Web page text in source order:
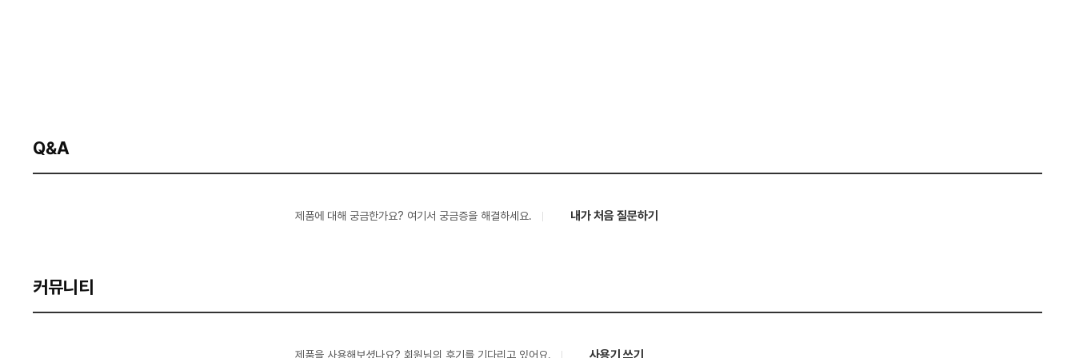
Q&A
제품에 대해 궁금한가요? 여기서 궁금증을 해결하세요. 내가 처음 질문하기
커뮤니티
제품을 사용해보셨나요? 회원님의 후기를 기다리고 있어요. 사용기 쓰기